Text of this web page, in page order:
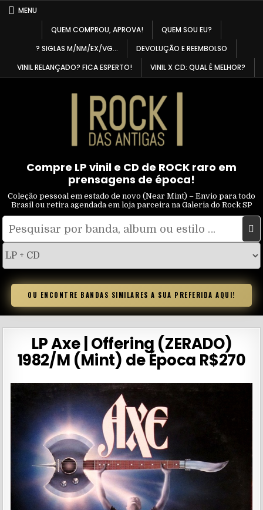
SkipMENU
QUEM COMPROU, APROVA!
QUEM SOU EU?
? SIGLAS M/NM/EX/VG…
DEVOLUÇÃO E REEMBOLSO
VINIL RELANÇADO? FICA ESPERTO!
VINIL X CD: QUAL É MELHOR?
Compre LP vinil e CD de ROCK raro em
prensagens de época!
Coleção pessoal em estado de novo (Near Mint) – Envio para todo
Brasil ou retira agendada em loja parceira na Galeria do Rock SP
Pesquisar
tipo
OU ENCONTRE BANDAS SIMILARES A SUA PREFERIDA AQUI!
LP Axe | Offering (ZERADO)
1982/M (Mint) de Época R$270